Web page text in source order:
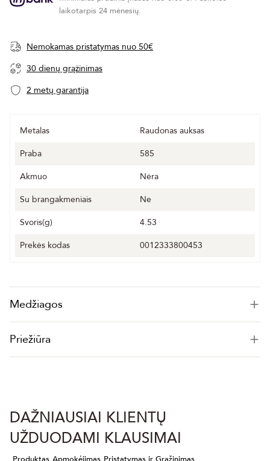
laikotarpis 24 mėnesių.
Nemokamas pristatymas nuo 50€
30 dienų grąžinimas
2 metų garantija
Metalas
Raudonas auksas
Praba
585
Akmuo
Nėra
Su brangakmeniais
Ne
Svoris(g)
4.53
Prekės kodas
0012333800453
Medžiagos
Priežiūra
DAŽNIAUSIAI KLIENTŲ
UŽDUODAMI KLAUSIMAI